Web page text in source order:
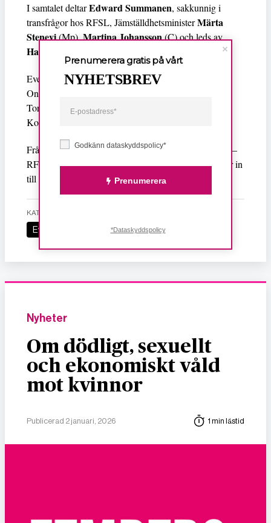
I samtalet deltarEdward Summanen, sakkunnig i
transfrågor hos RFSL, JämställdhetsministerMärta
Stenevi(Mp),Martina Johansson(C) och leds av
Hans Linde
Evenemang avABF Stockholmoch
Online med Facebook Live
Torsdag 27 maj 2021 kl. 12:00
Kostnad: Gratis· Längd: 1 h
Från sex i pandemin till att prata sex med din tonåring –
RFSU, RFSU Stockholm och ABF Stockholm bjuder in
till fem föreläsningar och panelsamtal under våren.
KATEGORI
Evenemang
Nyheter
Om dödligt, sexuellt
och ekonomiskt våld
mot kvinnor
Publicerad 2 januari, 2026 1 min lästid
Godkänn dataskyddspolicy*
Prenumerera
Prenumerera gratis på vårt
NYHETSBREV
*Dataskyddspolicy